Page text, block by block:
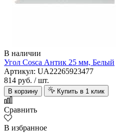
В наличии
Угол Cosca Антик 25 мм, Белый
Артикул: UA22265923477
814 руб. / шт.
В корзину Купить в 1 клик
Сравнить
В избранное